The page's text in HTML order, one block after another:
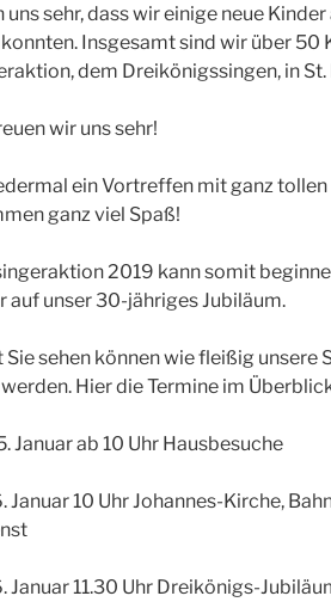
uns sehr, dass wir einige neue
Insgesamt sind wir über 50
dem Dreikönigssingen, in
wir uns sehr!
ein Vortreffen mit ganz
ganz viel Spaß!
2019 kann somit
auf unser 30-jähriges Jubiläum.
Sie sehen können wie fleißig unsere
Hier die Termine im
Januar ab 10 Uhr Hausbesuche
Januar 10 Uhr Johannes-Kirche,
Januar 11.30 Uhr Dreikönigs-